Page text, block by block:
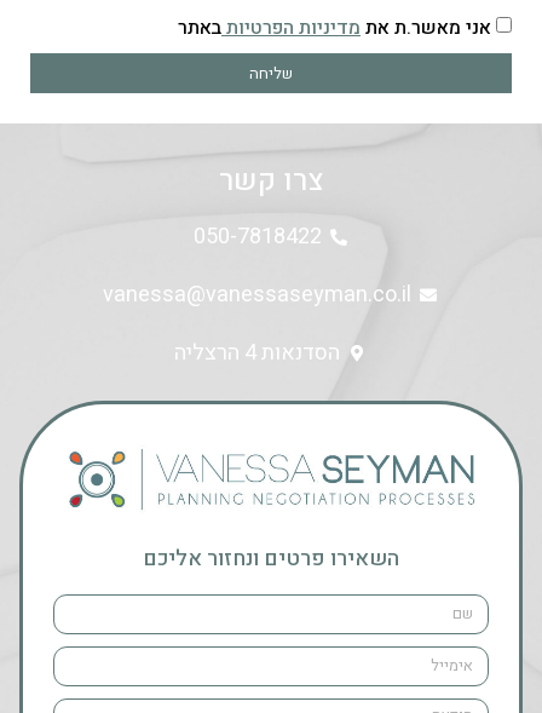
אני מאשר.ת אתמדיניות הפרטיותבאתר
שליחה
צרו קשר
050-7818422
vanessa@vanessaseyman.co.il
הסדנאות 4 הרצליה
השאירו פרטים ונחזור אליכם